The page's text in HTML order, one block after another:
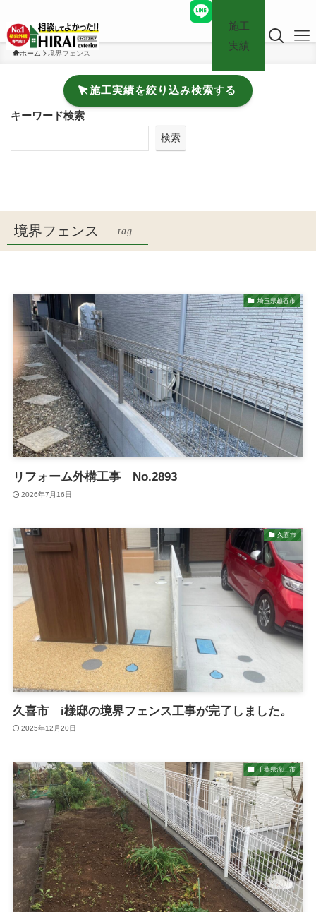
施工
実績
ホーム 境界フェンス
施工実績を絞り込み検索する
キーワード検索
検索
境界フェンス – tag –
埼玉県越谷市
リフォーム外構工事 No.2893
2026年7月16日
久喜市
久喜市 i様邸の境界フェンス工事が完了しました。
2025年12月20日
千葉県流山市